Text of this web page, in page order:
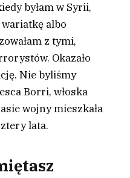
byłam w Syrii,
albo
z tymi,
Okazało
Nie byliśmy
Borri, włoska
wojny mieszkała
lata.